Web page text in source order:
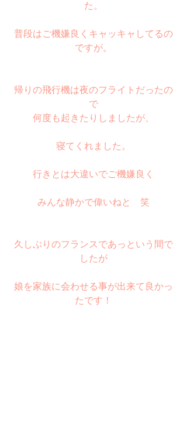
た。
普段はご機嫌良くキャッキャしてるの
ですが。
帰りの飛行機は夜のフライトだったの
で
何度も起きたりしましたが、
寝てくれました。
行きとは大違いでご機嫌良く
みんな静かで偉いねと　笑
久しぶりのフランスであっという間で
したが
娘を家族に会わせる事が出来て良かっ
たです！